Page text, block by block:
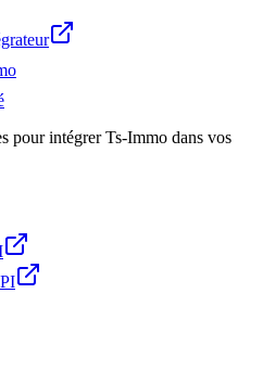
pour intégrer Ts-Immo dans vos